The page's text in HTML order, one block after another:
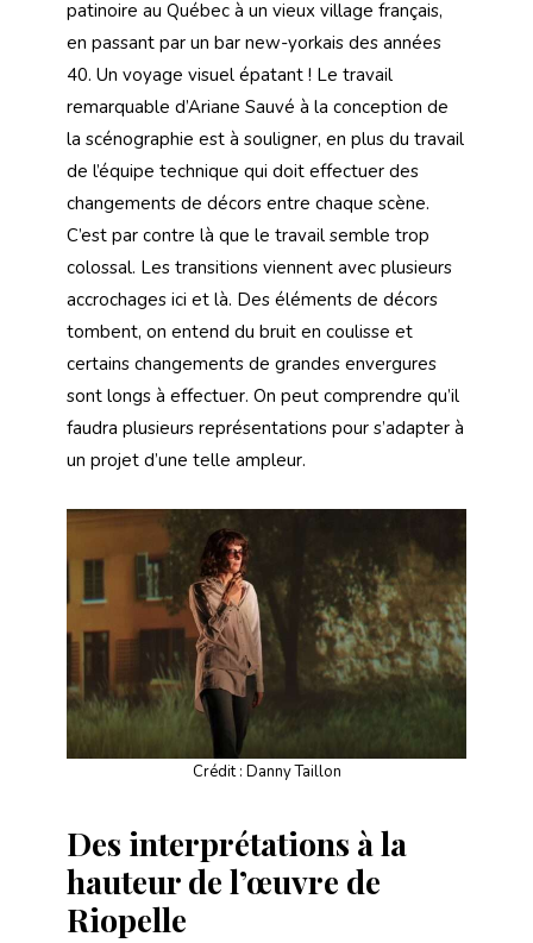
patinoire au Québec à un vieux village français,
en passant par un bar new-yorkais des années
40. Un voyage visuel épatant ! Le travail
remarquable d’Ariane Sauvé à la conception de
la scénographie est à souligner, en plus du travail
de l’équipe technique qui doit effectuer des
changements de décors entre chaque scène.
C’est par contre là que le travail semble trop
colossal. Les transitions viennent avec plusieurs
accrochages ici et là. Des éléments de décors
tombent, on entend du bruit en coulisse et
certains changements de grandes envergures
sont longs à effectuer. On peut comprendre qu’il
faudra plusieurs représentations pour s’adapter à
un projet d’une telle ampleur.
Crédit : Danny Taillon
Des interprétations à la
hauteur de l’œuvre de
Riopelle